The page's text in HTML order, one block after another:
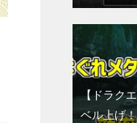
【ドラク
ベル上げ